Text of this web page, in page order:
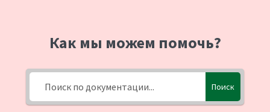
Как мы можем помочь?
Поиск